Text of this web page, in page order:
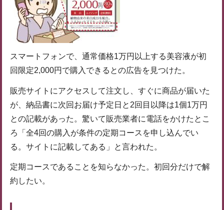
スマートフォンで、通常価格1万円以上する美容液が初
回限定2,000円で購入できるとの広告を見つけた。
販売サイトにアクセスして注文し、すぐに商品が届いた
が、納品書に次回お届け予定日と2回目以降は1個1万円
との記載があった。驚いて販売業者に電話をかけたとこ
ろ「全4回の購入が条件の定期コースを申し込んでい
る。サイトに記載してある」と言われた。
定期コースであることを知らなかった。初回分だけで解
約したい。